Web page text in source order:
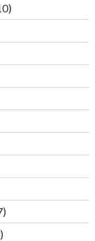
10
Produkte
37
Produkte